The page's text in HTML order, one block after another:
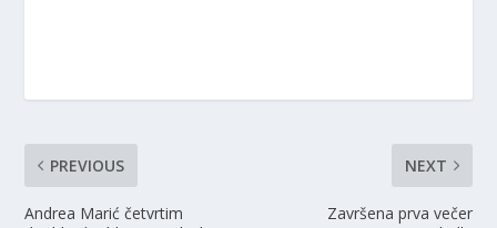
PREVIOUS
Andrea Marić četvrtim
NEXT
Završena prva večer